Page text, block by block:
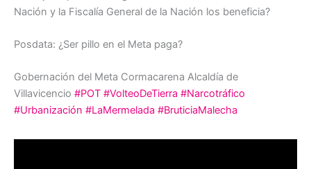
Nación y la Fiscalía General de la Nación los beneficia?
Posdata: ¿Ser pillo en el Meta paga?
Gobernación del Meta Cormacarena Alcaldía de
Villavicencio #POT #VolteoDeTierra #Narcotráfico
#Urbanización #LaMermelada #BruticiaMalecha